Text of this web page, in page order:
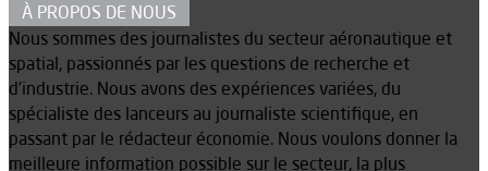
À PROPOS DE NOUS
Nous sommes des journalistes du secteur aéronautique et
spatial, passionnés par les questions de recherche et
d’industrie. Nous avons des expériences variées, du
spécialiste des lanceurs au journaliste scientifique, en
passant par le rédacteur économie. Nous voulons donner la
meilleure information possible sur le secteur, la plus